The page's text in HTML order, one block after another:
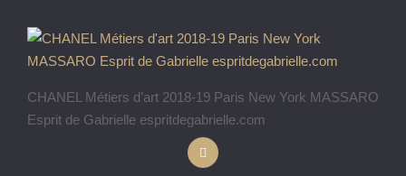
CHANEL Métiers d’art 2018-19 Paris New York MASSARO
Esprit de Gabrielle espritdegabrielle.com